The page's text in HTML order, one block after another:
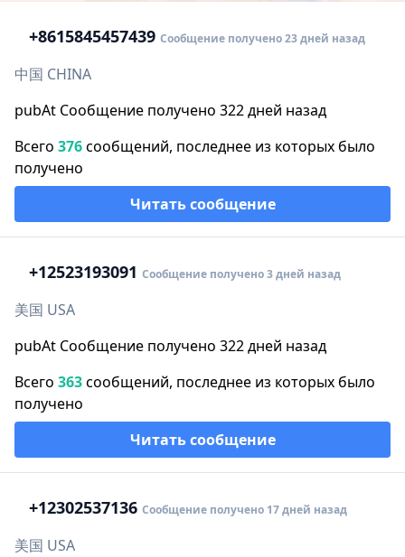
+8615845457439 Сообщение получено 23 дней назад
中国 CHINA
pubAt Сообщение получено 322 дней назад
Всего 376сообщений, последнее из которых было
получено
Читать сообщение
+12523193091 Сообщение получено 3 дней назад
美国 USA
pubAt Сообщение получено 322 дней назад
Всего 363сообщений, последнее из которых было
получено
Читать сообщение
+12302537136 Сообщение получено 17 дней назад
美国 USA